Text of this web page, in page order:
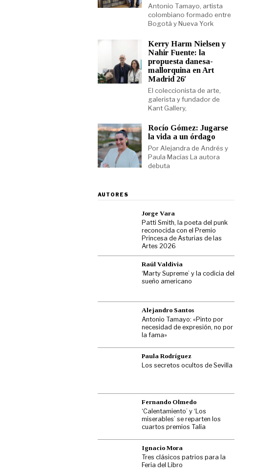
Antonio Tamayo, artista
colombiano formado entre
Bogotá y Nueva York
Kerry Harm Nielsen y
Nahir Fuente: la
propuesta danesa-
mallorquina en Art
Madrid 26′
El coleccionista de arte,
galerista y fundador de
Kant Gallery,
Rocío Gómez: Jugarse
la vida a un órdago
Por Alejandra de Andrés y
Paula Macías La autora
debuta
AUTORES
Jorge Vara
Patti Smith, la poeta del punk
reconocida con el Premio
Princesa de Asturias de las
Artes 2026
Raúl Valdivia
‘Marty Supreme’ y la codicia del
sueño americano
Alejandro Santos
Antonio Tamayo: «Pinto por
necesidad de expresión, no por
la fama»
Paula Rodríguez
Los secretos ocultos de Sevilla
Fernando Olmedo
‘Calentamiento’ y ‘Los
miserables’ se reparten los
cuartos premios Talía
Ignacio Mora
Tres clásicos patrios para la
Feria del Libro